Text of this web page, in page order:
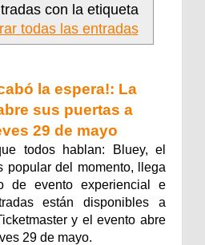
con la etiqueta
todas las entradas
la espera!: La
sus puertas a
29 de mayo
todos hablan: Bluey, el
popular del momento, llega
de evento experiencial e
están disponibles a
y el evento abre
29 de mayo.